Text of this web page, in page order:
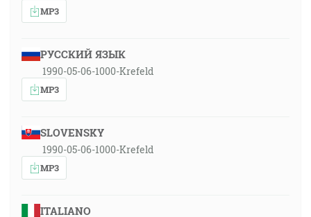
MP3
РУССКИЙ ЯЗЫК
1990-05-06-1000-Krefeld
MP3
SLOVENSKY
1990-05-06-1000-Krefeld
MP3
ITALIANO